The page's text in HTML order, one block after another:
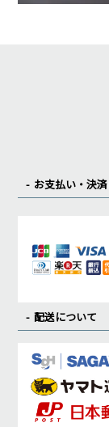
お支払い・決
配送について